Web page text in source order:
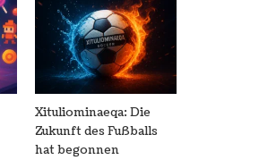
Xituliominaeqa: Die
Zukunft des Fußballs
hat begonnen